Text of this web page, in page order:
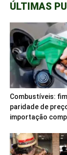
ÚLTIMAS
Combustíveis:
paridade de
importação